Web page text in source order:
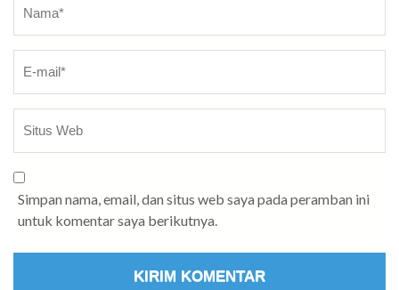
Simpan nama, email, dan situs web saya pada peramban ini
untuk komentar saya berikutnya.